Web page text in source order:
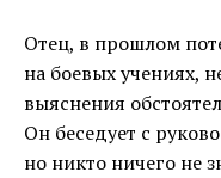
Отец, в прошлом
на боевых учениях,
выяснения
Он беседует с
но никто ничего не